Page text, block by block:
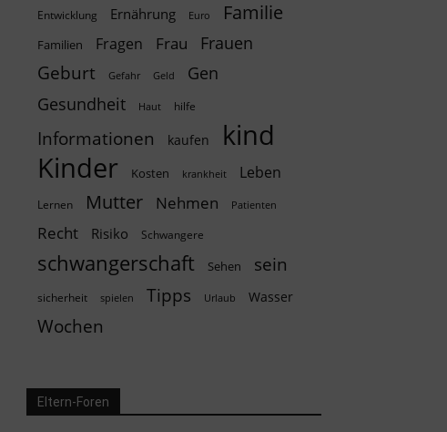
Entwicklung Ernährung Euro Familie
Familien Fragen Frau Frauen
Geburt Gefahr Geld
Gen
Gesundheit
Haut hilfe
Informationen kaufen kind
Kinder Kosten krankheit Leben
Lernen Mutter Nehmen Patienten
Recht Risiko Schwangere
schwangerschaft Sehen sein
sicherheit spielen Tipps Urlaub Wasser
Wochen
Eltern-Foren